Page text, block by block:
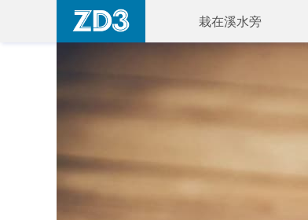
栽在溪水旁